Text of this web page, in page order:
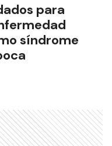
para
síndrome